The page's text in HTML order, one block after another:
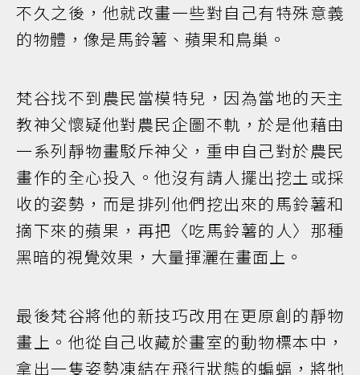
不久之後，他就改畫一些對自己有特殊意義
的物體，像是馬鈴薯、蘋果和鳥巢。
梵谷找不到農民當模特兒，因為當地的天主
教神父懷疑他對農民企圖不軌，於是他藉由
一系列靜物畫駁斥神父，重申自己對於農民
畫作的全心投入。他沒有請人擺出挖土或採
收的姿勢，而是排列他們挖出來的馬鈴薯和
摘下來的蘋果，再把〈吃馬鈴薯的人〉那種
黑暗的視覺效果，大量揮灑在畫面上。
最後梵谷將他的新技巧改用在更原創的靜物
畫上。他從自己收藏於畫室的動物標本中，
拿出一隻姿勢凍結在飛行狀態的蝙蝠，將牠